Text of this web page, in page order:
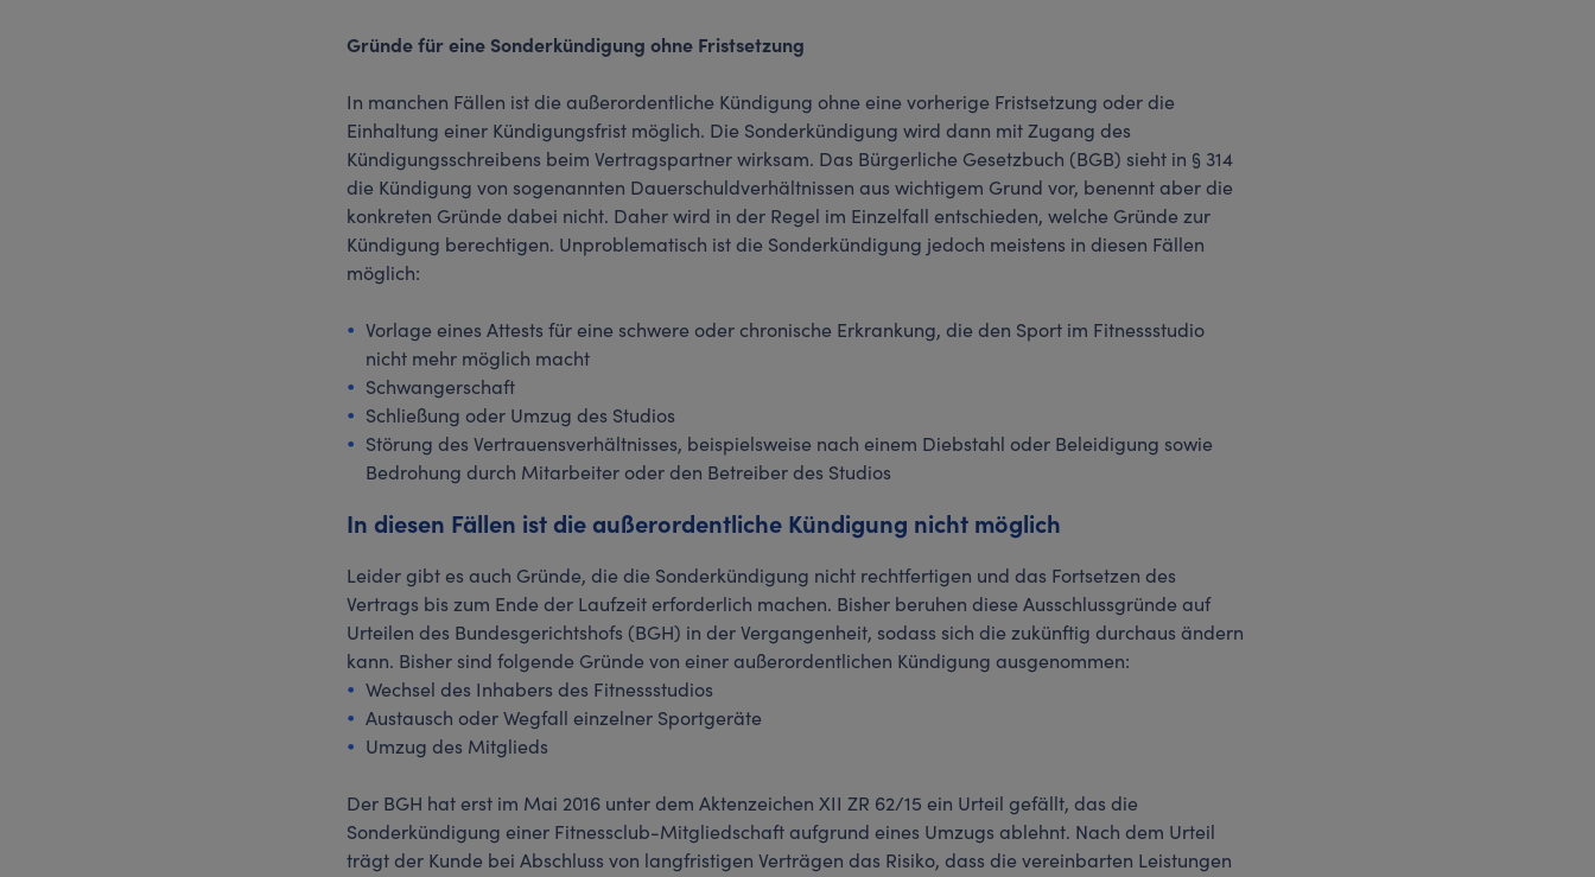
Gründe für eine Sonderkündigung ohne Fristsetzung
In manchen Fällen ist die außerordentliche Kündigung ohne eine vorherige Fristsetzung oder die
Einhaltung einer Kündigungsfrist möglich. Die Sonderkündigung wird dann mit Zugang des
Kündigungsschreibens beim Vertragspartner wirksam. Das Bürgerliche Gesetzbuch (BGB) sieht in § 314
die Kündigung von sogenannten Dauerschuldverhältnissen aus wichtigem Grund vor, benennt aber die
konkreten Gründe dabei nicht. Daher wird in der Regel im Einzelfall entschieden, welche Gründe zur
Kündigung berechtigen. Unproblematisch ist die Sonderkündigung jedoch meistens in diesen Fällen
möglich:
Vorlage eines Attests für eine schwere oder chronische Erkrankung, die den Sport im Fitnessstudio
nicht mehr möglich macht
Schwangerschaft
Schließung oder Umzug des Studios
Störung des Vertrauensverhältnisses, beispielsweise nach einem Diebstahl oder Beleidigung sowie
Bedrohung durch Mitarbeiter oder den Betreiber des Studios
In diesen Fällen ist die außerordentliche Kündigung nicht möglich
Leider gibt es auch Gründe, die die Sonderkündigung nicht rechtfertigen und das Fortsetzen des
Vertrags bis zum Ende der Laufzeit erforderlich machen. Bisher beruhen diese Ausschlussgründe auf
Urteilen des Bundesgerichtshofs (BGH) in der Vergangenheit, sodass sich die zukünftig durchaus ändern
kann. Bisher sind folgende Gründe von einer außerordentlichen Kündigung ausgenommen:
Wechsel des Inhabers des Fitnessstudios
Austausch oder Wegfall einzelner Sportgeräte
Umzug des Mitglieds
Der BGH hat erst im Mai 2016 unter dem Aktenzeichen XII ZR 62/15 ein Urteil gefällt, das die
Sonderkündigung einer Fitnessclub-Mitgliedschaft aufgrund eines Umzugs ablehnt. Nach dem Urteil
trägt der Kunde bei Abschluss von langfristigen Verträgen das Risiko, dass die vereinbarten Leistungen